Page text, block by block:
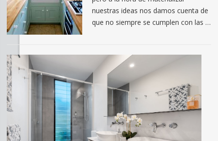
nuestras ideas nos damos cuenta de
que no siempre se cumplen con las …